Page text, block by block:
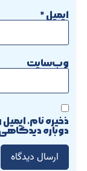
ایمیل*
وب‌سایت
ذخیره نام،
دوباره